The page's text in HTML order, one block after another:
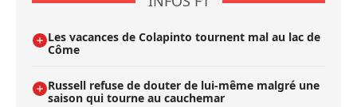
Les vacances de Colapinto tournent mal au lac de
Côme
Russell refuse de douter de lui-même malgré une
saison qui tourne au cauchemar